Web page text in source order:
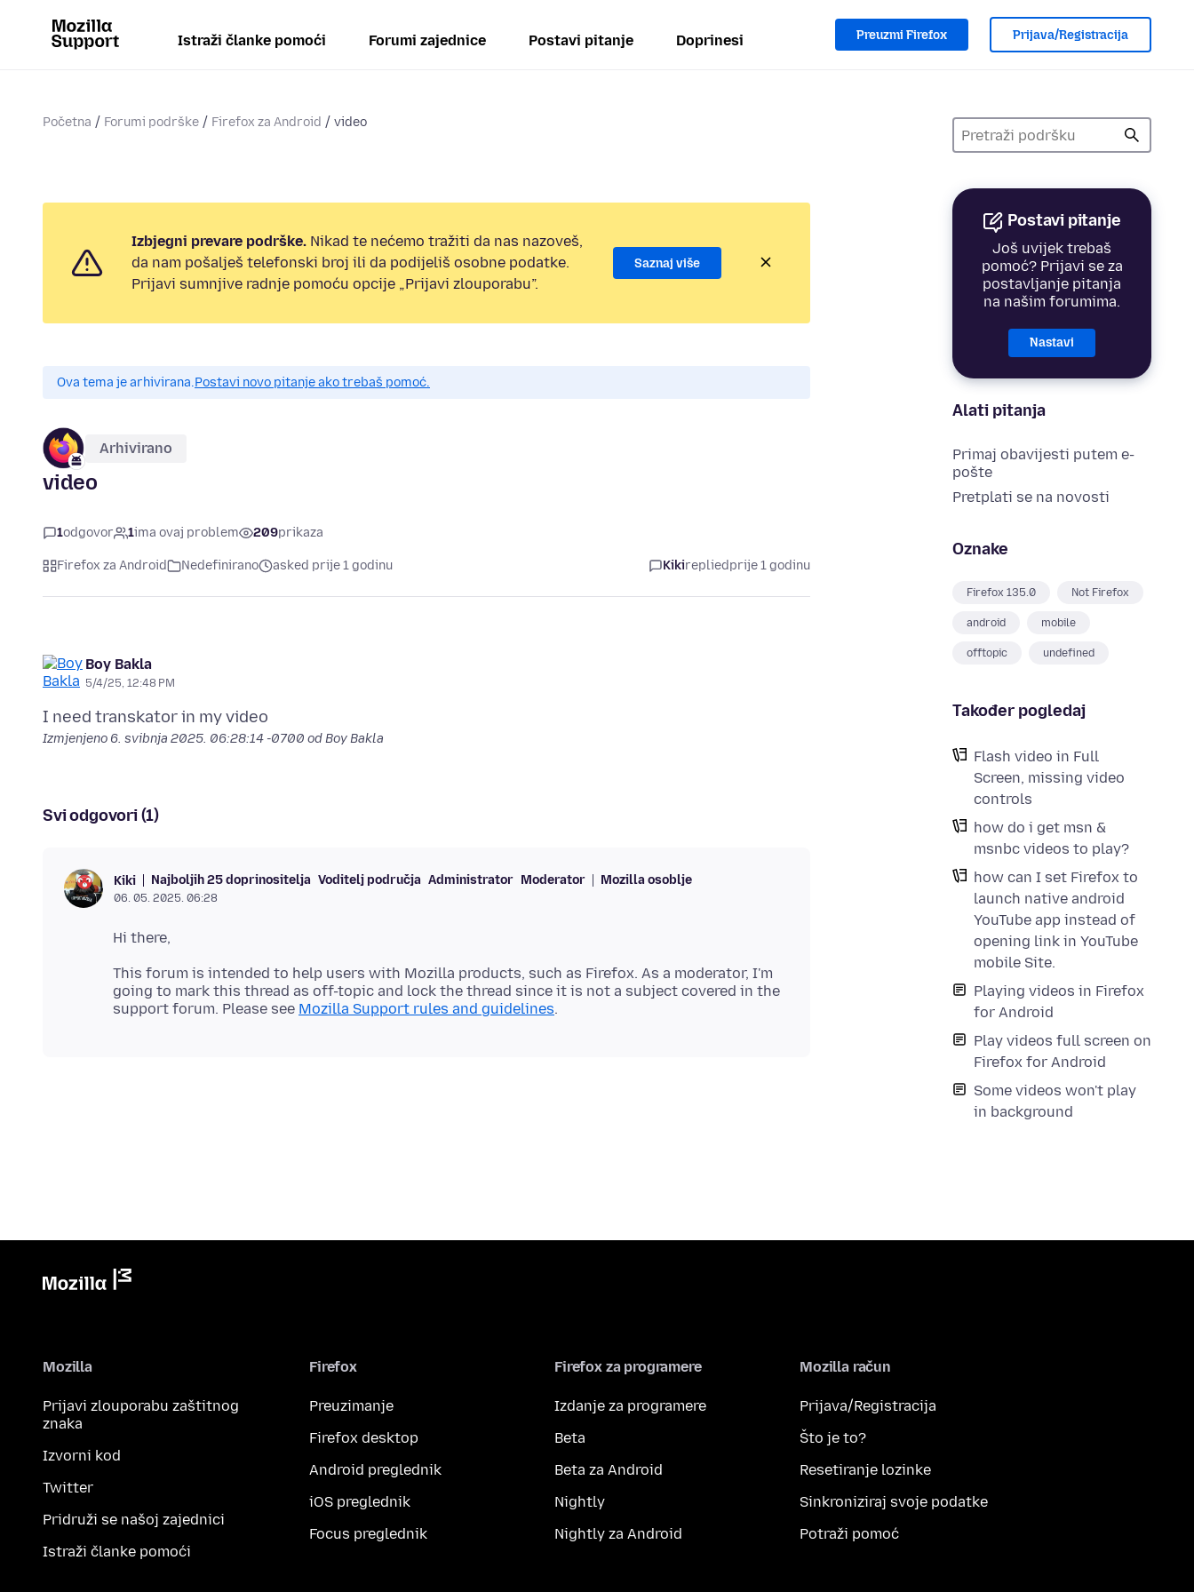
Istraži članke pomoći Forumi zajednice Postavi pitanje Doprinesi Preuzmi Firefox Prijava/Registracija
Početna Forumi podrške Firefox za Android video
Postavi pitanje
Još uvijek trebaš
pomoć? Prijavi se za
postavljanje pitanja
na našim forumima.
Nastavi
Alati pitanja
Primaj obavijesti putem e-
pošte
Pretplati se na novosti
Oznake
Firefox 135.0 Not Firefox
android mobile
offtopic undefined
Također pogledaj
Flash video in Full
Screen, missing video
controls
how do i get msn &
msnbc videos to play?
how can I set Firefox to
launch native android
YouTube app instead of
opening link in YouTube
mobile Site.
Playing videos in Firefox
for Android
Play videos full screen on
Firefox for Android
Some videos won't play
in background
Izbjegni prevare podrške. Nikad te nećemo tražiti da nas nazoveš,
da nam pošalješ telefonski broj ili da podijeliš osobne podatke.
Prijavi sumnjive radnje pomoću opcije „Prijavi zlouporabu”.
Saznaj više
Ova tema je arhivirana.Postavi novo pitanje ako trebaš pomoć.
Arhivirano
video
1odgovor 1ima ovaj problem 209prikaza
Firefox za Android Nedefinirano asked prije 1 godinu Kikirepliedprije 1 godinu
Boy Bakla
5/4/25, 12:48 PM
Izmjenjeno 6. svibnja 2025. 06:28:14 -0700 od Boy Bakla
Svi odgovori (1)
Kiki Najboljih 25 doprinositelja Voditelj područja Administrator Moderator Mozilla osoblje
06. 05. 2025. 06:28
This forum is intended to help users with Mozilla products, such as Firefox. As a moderator, I'm
going to mark this thread as off-topic and lock the thread since it is not a subject covered in the
support forum. Please see Mozilla Support rules and guidelines
Mozilla
Prijavi zlouporabu zaštitnog
znaka
Izvorni kod
Twitter
Pridruži se našoj zajednici
Istraži članke pomoći
Firefox
Preuzimanje
Firefox desktop
Android preglednik
iOS preglednik
Focus preglednik
Firefox za programere
Izdanje za programere
Beta
Beta za Android
Nightly
Nightly za Android
Mozilla račun
Prijava/Registracija
Što je to?
Resetiranje lozinke
Sinkroniziraj svoje podatke
Potraži pomoć